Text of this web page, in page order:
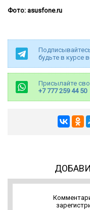
Фото: asusfone.ru
будьте в курсе
Присылайте
+7 777 259 44 50